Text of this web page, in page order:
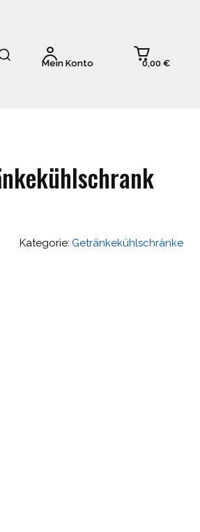
Mein Konto 0,00 €
Kategorie: Getränkekühlschränke